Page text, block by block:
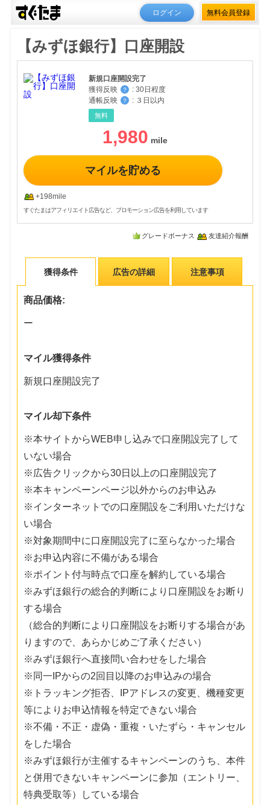
ログイン 無料会員登録
【みずほ銀行】口座開設
新規口座開設完了
獲得反映
？ : 30日程度
通帳反映
？ : ３日以内
無料
1,980
マイルを貯める
+198mile
すぐたまはアフィリエイト広告など、プロモーション広告を利用しています
グレードボーナス 友達紹介報酬
獲得条件 広告の詳細 注意事項
商品価格:
ー
マイル獲得条件
新規口座開設完了
マイル却下条件
※本サイトからWEB申し込みで口座開設完了して
いない場合
※広告クリックから30日以上の口座開設完了
※本キャンペーンページ以外からのお申込み
※インターネットでの口座開設をご利用いただけな
い場合
※対象期間中に口座開設完了に至らなかった場合
※お申込内容に不備がある場合
※ポイント付与時点で口座を解約している場合
※みずほ銀行の総合的判断により口座開設をお断り
する場合
（総合的判断により口座開設をお断りする場合があ
りますので、あらかじめご了承ください）
※みずほ銀行へ直接問い合わせをした場合
※同一IPからの2回目以降のお申込みの場合
※トラッキング拒否、IPアドレスの変更、機種変更
等によりお申込情報を特定できない場合
※不備・不正・虚偽・重複・いたずら・キャンセル
をした場合
※みずほ銀行が主催するキャンペーンのうち、本件
と併用できないキャンペーンに参加（エントリー、
特典受取等）している場合